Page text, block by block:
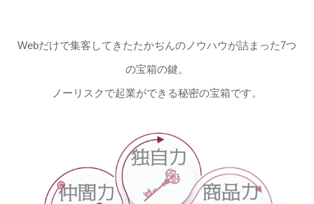
Webだけで集客してきたたかぢんのノウハウが詰まった7つ
の宝箱の鍵。
ノーリスクで起業ができる秘密の宝箱です。